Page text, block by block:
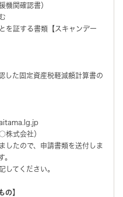
機関確認書）
を証する書類【スキャンデー
した固定資産税軽減額計算書の
式会社）
したので、申請書類を送付しま
。
てください。
の】